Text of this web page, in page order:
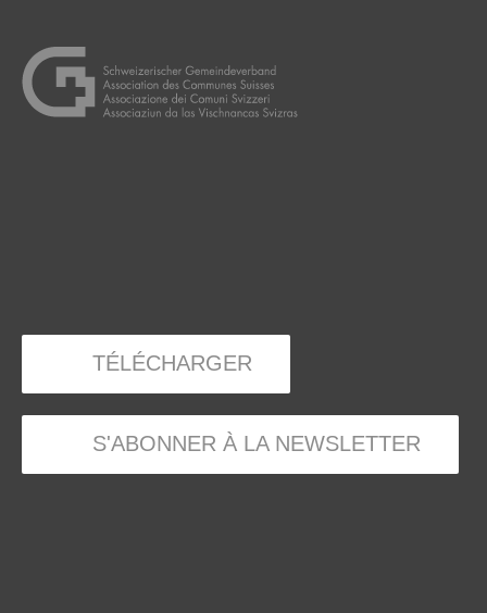
TÉLÉCHARGER
S'ABONNER À LA NEWSLETTER